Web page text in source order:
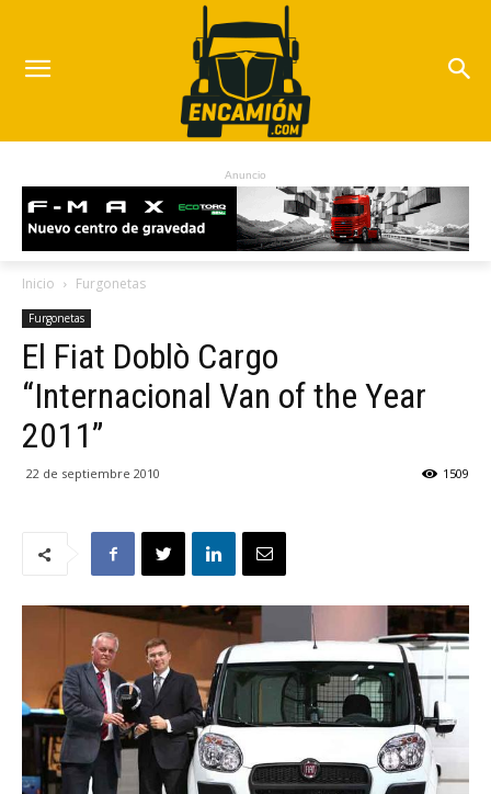
Anuncio
Inicio Furgonetas
Furgonetas
El Fiat Doblò Cargo
“Internacional Van of the Year
2011”
22 de septiembre 2010 1509